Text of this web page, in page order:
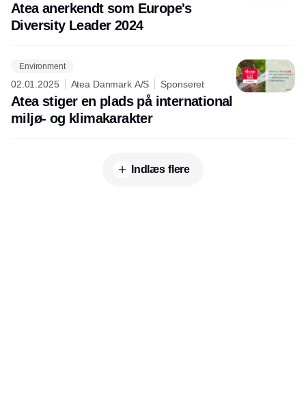
Atea anerkendt som Europe's
Diversity Leader 2024
Environment
02.01.2025 Atea Danmark A/S Sponseret
Atea stiger en plads på international
miljø- og klimakarakter
Indlæs flere